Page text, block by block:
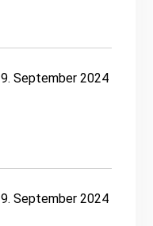
9. September 2024
9. September 2024